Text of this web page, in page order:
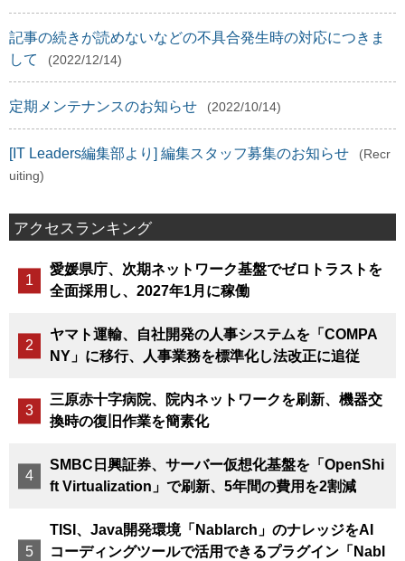
記事の続きが読めないなどの不具合発生時の対応につきま
して
(2022/12/14)
定期メンテナンスのお知らせ (2022/10/14)
[IT Leaders編集部より] 編集スタッフ募集のお知らせ
(Recr
uiting)
アクセスランキング
愛媛県庁、次期ネットワーク基盤でゼロトラストを
全面採用し、2027年1月に稼働
ヤマト運輸、自社開発の人事システムを「COMPA
NY」に移行、人事業務を標準化し法改正に追従
三原赤十字病院、院内ネットワークを刷新、機器交
換時の復旧作業を簡素化
SMBC日興証券、サーバー仮想化基盤を「OpenShi
ft Virtualization」で刷新、5年間の費用を2割減
TISI、Java開発環境「Nablarch」のナレッジをAI
コーディングツールで活用できるプラグイン「Nabl